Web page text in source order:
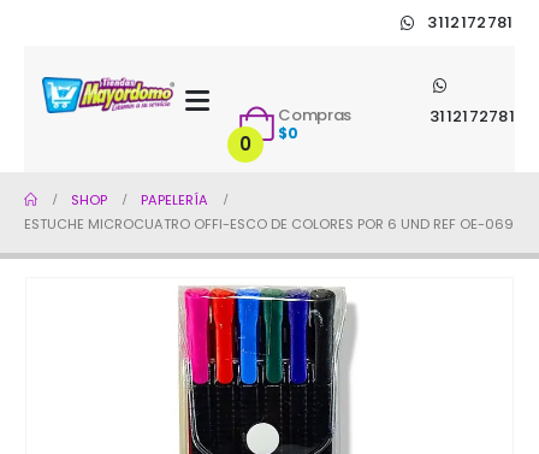
3112172781
3112172781
0
Compras
$0
SHOP
PAPELERÍA
ESTUCHE MICROCUATRO OFFI-ESCO DE COLORES POR 6 UND REF OE-069